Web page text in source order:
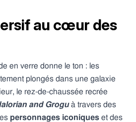
au cœur des
en verre donne le ton : les
plongés dans une galaxie
le rez-de-chaussée recrée
and Groguà travers des
personnages iconiques et des